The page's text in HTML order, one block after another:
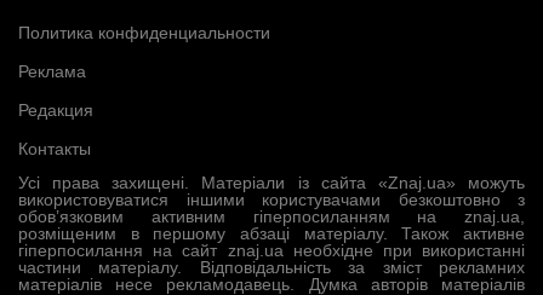
Усі права захищені. Матеріали із сайта «Znaj.ua» можуть
використовуватися іншими користувачами безкоштовно з
обов’язковим активним гіперпосиланням на znaj.ua,
розміщеним в першому абзаці матеріалу. Також активне
гіперпосилання на сайт znaj.ua необхідне при використанні
частини матеріалу. Відповідальність за зміст рекламних
матеріалів несе рекламодавець. Думка авторів матеріалів
Политика конфиденциальности
Реклама
Редакция
Контакты